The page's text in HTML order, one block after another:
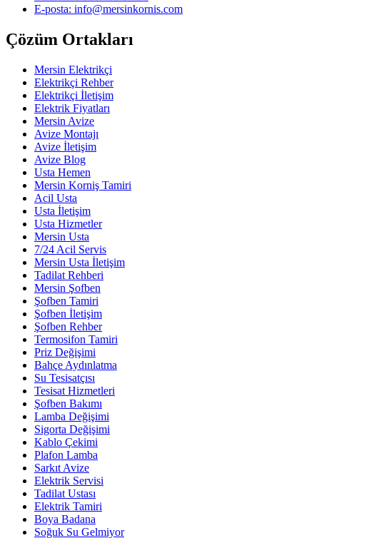
E-posta: info@mersinkornis.com
Çözüm Ortakları
Mersin Elektrikçi
Elektrikçi Rehber
Elektrikçi İletişim
Elektrik Fiyatları
Mersin Avize
Avize Montajı
Avize İletişim
Avize Blog
Usta Hemen
Mersin Korniş Tamiri
Acil Usta
Usta İletişim
Usta Hizmetler
Mersin Usta
7/24 Acil Servis
Mersin Usta İletişim
Tadilat Rehberi
Mersin Şofben
Şofben Tamiri
Şofben İletişim
Şofben Rehber
Termosifon Tamiri
Priz Değişimi
Bahçe Aydınlatma
Su Tesisatçısı
Tesisat Hizmetleri
Şofben Bakımı
Lamba Değişimi
Sigorta Değişimi
Kablo Çekimi
Plafon Lamba
Sarkıt Avize
Elektrik Servisi
Tadilat Ustası
Elektrik Tamiri
Boya Badana
Soğuk Su Gelmiyor